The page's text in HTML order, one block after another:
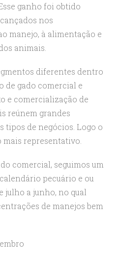
ganho foi obtido
nos
manejo, à alimentação e
animais.
diferentes dentro
de gado comercial e
e comercialização de
reúnem grandes
tipos de negócios. Logo o
representativo.
comercial, seguimos um
pecuário e ou
julho a junho, no qual
de manejos bem